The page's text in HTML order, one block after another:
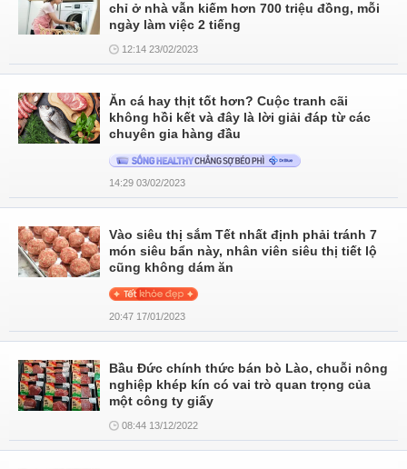
chỉ ở nhà vẫn kiếm hơn 700 triệu đồng, mỗi
ngày làm việc 2 tiếng
12:14 23/02/2023
Ăn cá hay thịt tốt hơn? Cuộc tranh cãi
không hồi kết và đây là lời giải đáp từ các
chuyên gia hàng đầu
14:29 03/02/2023
Vào siêu thị sắm Tết nhất định phải tránh 7
món siêu bẩn này, nhân viên siêu thị tiết lộ
cũng không dám ăn
20:47 17/01/2023
Bầu Đức chính thức bán bò Lào, chuỗi nông
nghiệp khép kín có vai trò quan trọng của
một công ty giấy
08:44 13/12/2022